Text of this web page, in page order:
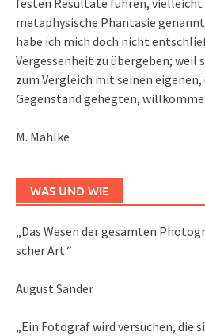
festen Resultate führen, vielleicht
metaphysische Phantasie
habe ich mich doch nicht
Vergessenheit zu übergeben; weil
zum Vergleich mit seinen eigenen,
Gegenstand gehegten,
M. Mahlke
WAS UND WIE
„Das We­sen der ge­sam­ten
scher Art.“
August Sander
„Ein Fotograf wird versuchen, die